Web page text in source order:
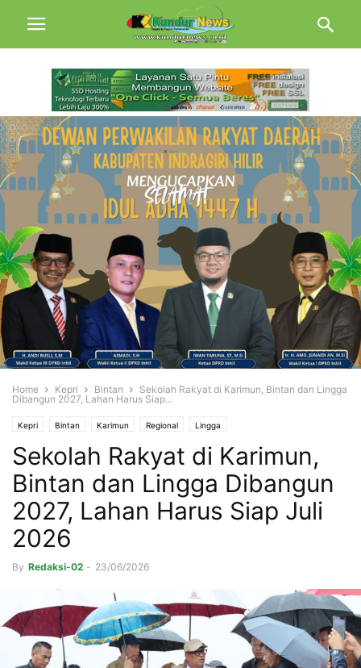
Home Kepri Bintan
Sekolah Rakyat di Karimun, Bintan dan Lingga
Dibangun 2027, Lahan Harus Siap...
Kepri Bintan Karimun Regional Lingga
Sekolah Rakyat di Karimun,
Bintan dan Lingga Dibangun
2027, Lahan Harus Siap Juli
2026
By Redaksi-02 - 23/06/2026